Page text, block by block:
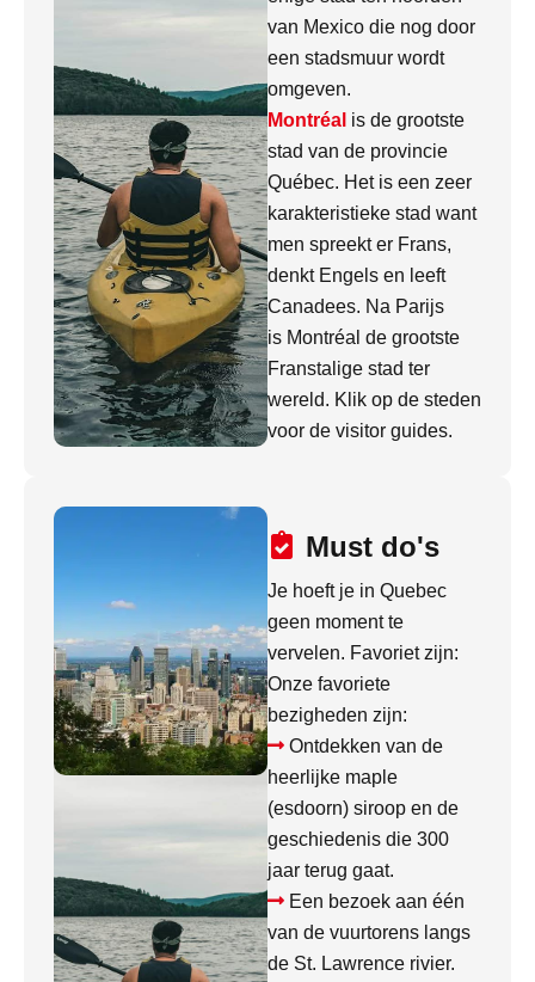
van Mexico die nog door
een stadsmuur wordt
omgeven.
Montréal is de grootste
stad van de provincie
Québec. Het is een zeer
karakteristieke stad want
men spreekt er Frans,
denkt Engels en leeft
Canadees. Na Parijs
is Montréal de grootste
Franstalige stad ter
wereld. Klik op de steden
voor de visitor guides.
Must do's
Je hoeft je in Quebec
geen moment te
vervelen. Favoriet zijn:
Onze favoriete
bezigheden zijn:
Ontdekken van de
heerlijke maple
(esdoorn) siroop en de
geschiedenis die 300
jaar terug gaat.
Een bezoek aan één
van de vuurtorens langs
de St. Lawrence rivier.